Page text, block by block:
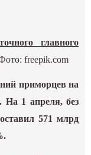
главного
freepik.com
приморцев на
На 1 апреля, без
571 млрд